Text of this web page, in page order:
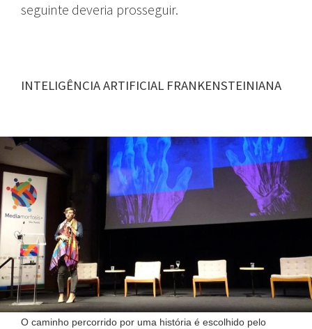
seguinte deveria prosseguir.
INTELIGÊNCIA ARTIFICIAL FRANKENSTEINIANA
O caminho percorrido por uma história é escolhido pelo